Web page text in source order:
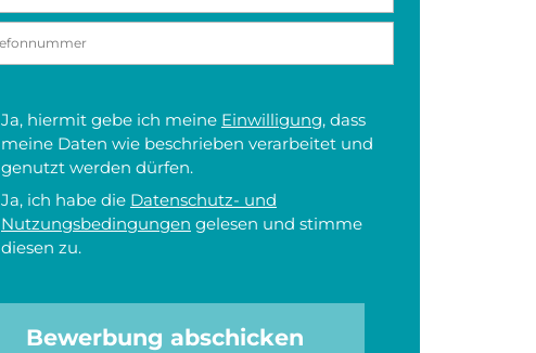
Ja, hiermit gebe ich meine Einwilligung, dass
meine Daten wie beschrieben verarbeitet und
genutzt werden dürfen.
Ja, ich habe die Datenschutz- und
Nutzungsbedingungen gelesen und stimme
diesen zu.
Bewerbung abschicken